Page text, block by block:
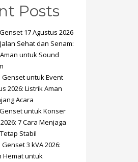
HOURS
only!
Posts
17 Agustus 2026
Sehat dan Senam:
untuk Sound
Genset untuk Event
2026: Listrik Aman
Acara
untuk Konser
7 Cara Menjaga
Stabil
3 kVA 2026:
Hemat untuk